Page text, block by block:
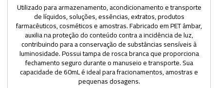
Utilizado para armazenamento, acondicionamento e transporte
de líquidos, soluções, essências, extratos, produtos
farmacêuticos, cosméticos e amostras. Fabricado em PET âmbar,
auxilia na proteção do conteúdo contra a incidência de luz,
contribuindo para a conservação de substâncias sensíveis à
luminosidade. Possui tampa de rosca branca que proporciona
fechamento seguro durante o manuseio e transporte. Sua
capacidade de 60mL é ideal para fracionamentos, amostras e
pequenas dosagens.